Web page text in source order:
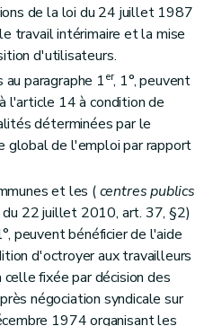
de la loi du 24 juillet 1987
travail intérimaire et la mise
d'utilisateurs.
paragraphe 1er, 1°, peuvent
l'article 14 à condition de
déterminées par le
global de l'emploi par rapport
et les (centres publics
22 juillet 2010, art. 37, §2)
peuvent bénéficier de l'aide
d'octroyer aux travailleurs
fixée par décision des
négociation syndicale sur
1974 organisant les